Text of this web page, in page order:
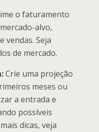
o faturamento
alvo,
vendas. Seja
de mercado.
Crie uma projeção
meses ou
a entrada e
possíveis
dicas, veja